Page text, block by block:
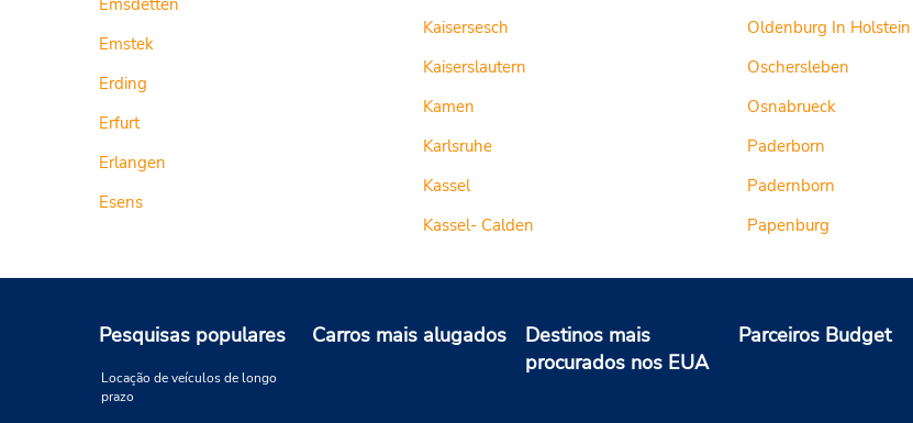
Emsdetten
Emstek
Erding
Erfurt
Erlangen
Esens
Kaisersesch
Kaiserslautern
Kamen
Karlsruhe
Kassel
Kassel- Calden
Oldenburg In Holstein
Oschersleben
Osnabrueck
Paderborn
Padernborn
Papenburg
Pesquisas populares
Locação de veículos de longo
prazo
Carros mais alugados
Destinos mais
procurados nos EUA
Parceiros Budget